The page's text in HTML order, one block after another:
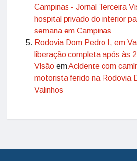
Campinas - Jornal Terceira
hospital privado do interior
semana em Campinas
Rodovia Dom Pedro I, em
liberação completa após às
Visão emAcidente com
motorista ferido na Rodovia
Valinhos